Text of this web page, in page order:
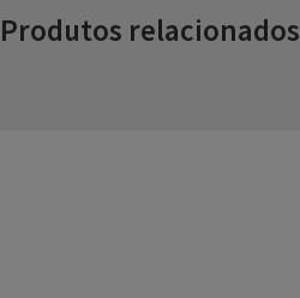
Produtos relacionados